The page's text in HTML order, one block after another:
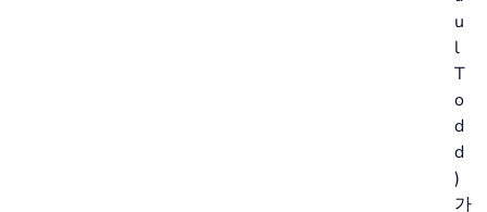
u
l
T
o
d
d
)
가